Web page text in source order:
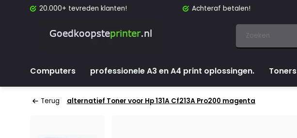
20.000+ tevreden klanten! Achteraf betalen!
Computers professionele A3 en A4 print oplossingen. Toners
Terug alternatief Toner voor Hp 131A Cf213A Pro200 magenta